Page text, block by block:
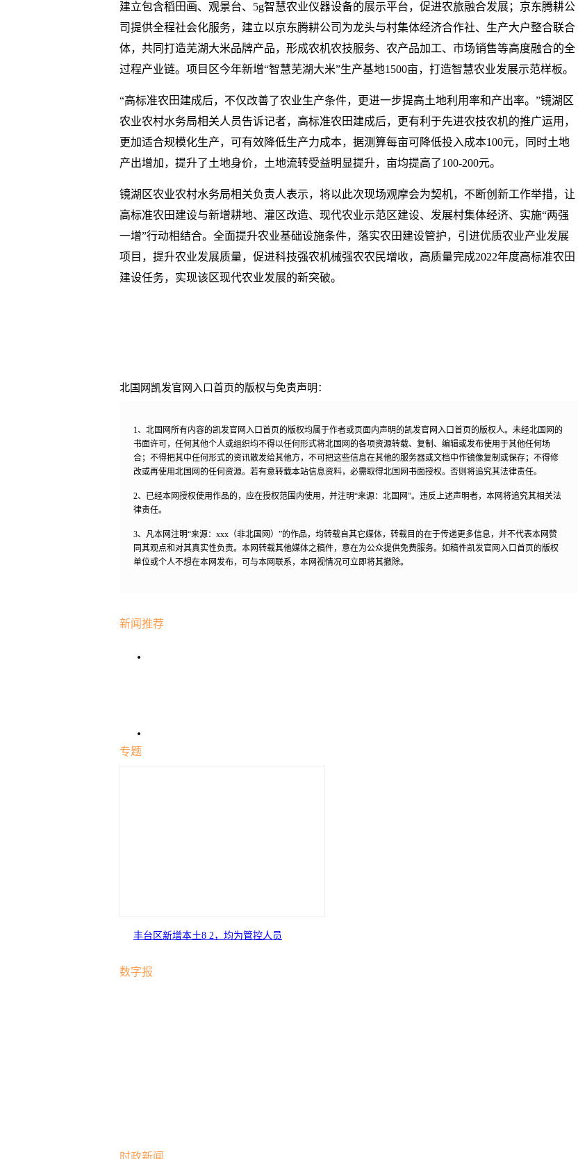
建立包含稻田画、观景台、5g智慧农业仪器设备的展示平台，促进农旅融合发展；京东腾耕公
司提供全程社会化服务，建立以京东腾耕公司为龙头与村集体经济合作社、生产大户整合联合
体，共同打造芜湖大米品牌产品，形成农机农技服务、农产品加工、市场销售等高度融合的全
过程产业链。项目区今年新增“智慧芜湖大米”生产基地1500亩，打造智慧农业发展示范样板。
“高标准农田建成后，不仅改善了农业生产条件，更进一步提高土地利用率和产出率。”镜湖区
农业农村水务局相关人员告诉记者，高标准农田建成后，更有利于先进农技农机的推广运用，
更加适合规模化生产，可有效降低生产力成本，据测算每亩可降低投入成本100元，同时土地
产出增加，提升了土地身价，土地流转受益明显提升，亩均提高了100-200元。
镜湖区农业农村水务局相关负责人表示，将以此次现场观摩会为契机，不断创新工作举措，让
高标准农田建设与新增耕地、灌区改造、现代农业示范区建设、发展村集体经济、实施“两强
一增”行动相结合。全面提升农业基础设施条件，落实农田建设管护，引进优质农业产业发展
项目，提升农业发展质量，促进科技强农机械强农农民增收，高质量完成2022年度高标准农田
建设任务，实现该区现代农业发展的新突破。
北国网凯发官网入口首页的版权与免责声明：
1、北国网所有内容的凯发官网入口首页的版权均属于作者或页面内声明的凯发官网入口首页的版权人。未经北国网的
书面许可，任何其他个人或组织均不得以任何形式将北国网的各项资源转载、复制、编辑或发布使用于其他任何场
合；不得把其中任何形式的资讯散发给其他方，不可把这些信息在其他的服务器或文档中作镜像复制或保存；不得修
改或再使用北国网的任何资源。若有意转载本站信息资料，必需取得北国网书面授权。否则将追究其法律责任。
2、已经本网授权使用作品的，应在授权范围内使用，并注明“来源：北国网”。违反上述声明者，本网将追究其相关法
律责任。
3、凡本网注明“来源：xxx（非北国网）”的作品，均转载自其它媒体，转载目的在于传递更多信息，并不代表本网赞
同其观点和对其真实性负责。本网转载其他媒体之稿件，意在为公众提供免费服务。如稿件凯发官网入口首页的版权
单位或个人不想在本网发布，可与本网联系，本网视情况可立即将其撤除。
新闻推荐
专题
丰台区新增本土8 2，均为管控人员
数字报